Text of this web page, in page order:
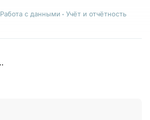
Работа с данными Учёт и отчётность